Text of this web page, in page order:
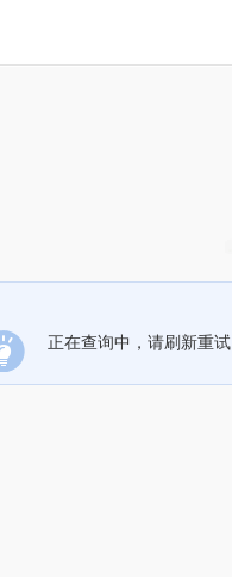
正在查询中，请刷新重试